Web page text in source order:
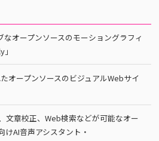
オープンソースのモーショングラフィ
オープンソースのビジュアルWebサイ
文章校正、Web検索などが可能なオー
けAI音声アシスタント・